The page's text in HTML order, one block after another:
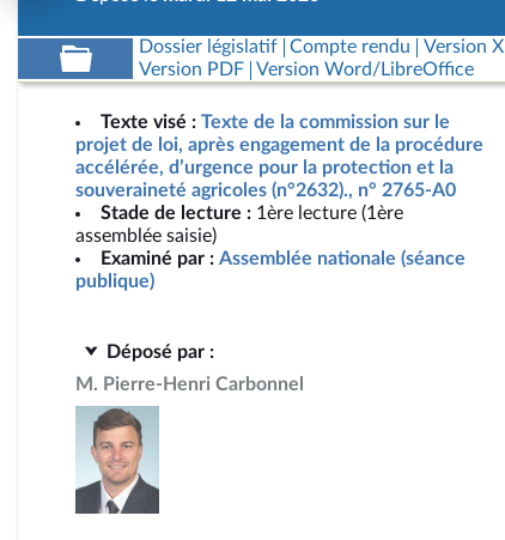
Date de dépôt
15 mai 2026
Dossier législatif Compte rendu Version
Version PDF
Version Word/LibreOffice
Texte visé : Texte de la commission sur le
projet de loi, après engagement de la procédure
accélérée, d’urgence pour la protection et la
souveraineté agricoles (n°2632)., n° 2765-A0
Stade de lecture : 1ère lecture (1ère
assemblée saisie)
Examiné par : Assemblée nationale (séance
publique)
Déposé par :
M. Pierre-Henri Carbonnel